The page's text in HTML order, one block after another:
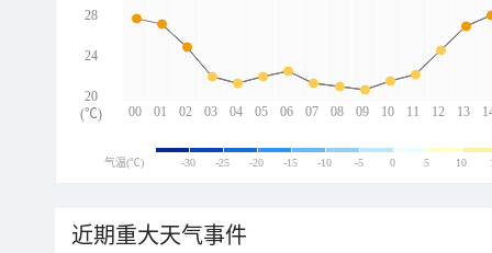
00 01 02 03 04 05 06 07 08 09 10 11 12 13
28
24
20
(℃)
气温(℃) -30 -25 -20 -15 -10 -5 0 5 10
近期重大天气事件